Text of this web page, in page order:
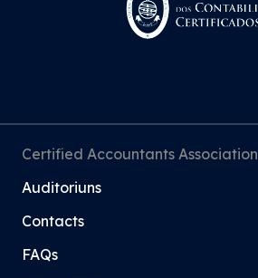
Certified Accountants Association
Auditoriuns
Contacts
FAQs